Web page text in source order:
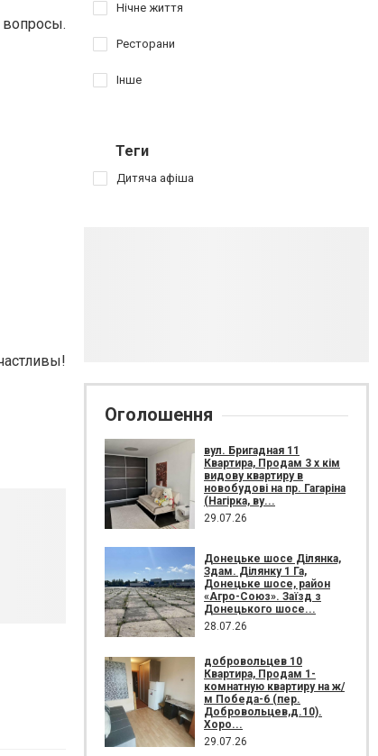
Нічне життя
Ресторани
Інше
Теги
Дитяча афіша
Оголошення
вул. Бригадная 11
Квартира, Продам 3 х кім
видову квартиру в
новобудові на пр. Гагаріна
(Нагірка, ву...
29.07.26
Донецьке шосе Ділянка,
Здам. Ділянку 1 Га,
Донецьке шосе, район
«Агро-Союз». Заїзд з
Донецького шосе...
28.07.26
добровольцев 10
Квартира, Продам 1-
комнатную квартиру на ж/
м Победа-6 (пер.
Добровольцев,д.10).
Хоро...
29.07.26